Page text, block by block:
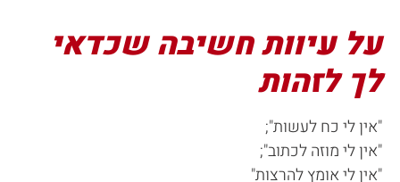
על עיוות חשיבה שכדאי
לך לזהות
"אין לי כח לעשות";
"אין לי מוזה לכתוב";
"אין לי אומץ להרצות"